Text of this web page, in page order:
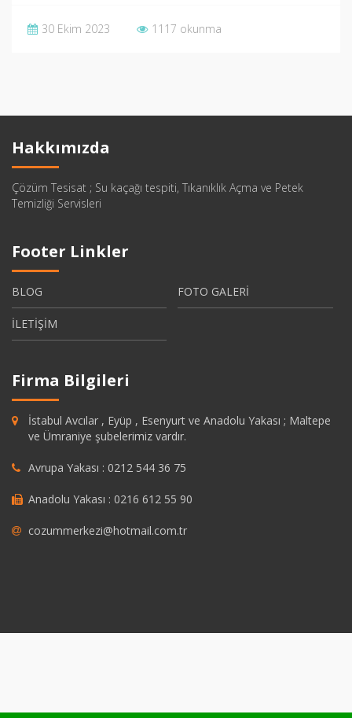
30 Ekim 2023 1117 okunma
Hakkımızda
Çözüm Tesisat ; Su kaçağı tespiti, Tıkanıklık Açma ve Petek
Temizliği Servisleri
Footer Linkler
BLOG FOTO GALERİ
İLETİŞİM
Firma Bilgileri
İstabul Avcılar , Eyüp , Esenyurt ve Anadolu Yakası ; Maltepe
ve Ümraniye şubelerimiz vardır.
Avrupa Yakası : 0212 544 36 75
Anadolu Yakası : 0216 612 55 90
cozummerkezi@hotmail.com.tr